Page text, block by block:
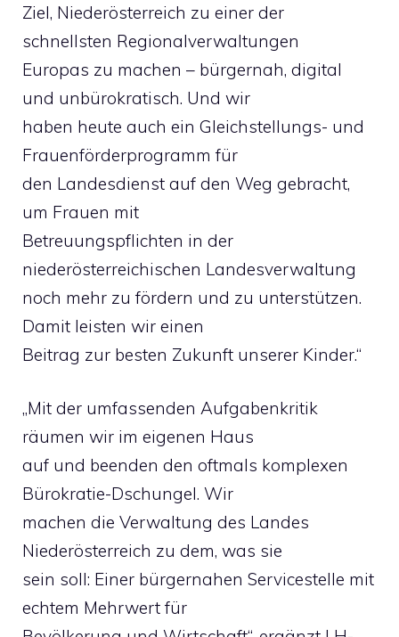
Ziel, Niederösterreich zu einer der
schnellsten Regionalverwaltungen
Europas zu machen – bürgernah, digital
und unbürokratisch. Und wir
haben heute auch ein Gleichstellungs- und
Frauenförderprogramm für
den Landesdienst auf den Weg gebracht,
um Frauen mit
Betreuungspflichten in der
niederösterreichischen Landesverwaltung
noch mehr zu fördern und zu unterstützen.
Damit leisten wir einen
Beitrag zur besten Zukunft unserer Kinder.“
„Mit der umfassenden Aufgabenkritik
räumen wir im eigenen Haus
auf und beenden den oftmals komplexen
Bürokratie-Dschungel. Wir
machen die Verwaltung des Landes
Niederösterreich zu dem, was sie
sein soll: Einer bürgernahen Servicestelle mit
echtem Mehrwert für